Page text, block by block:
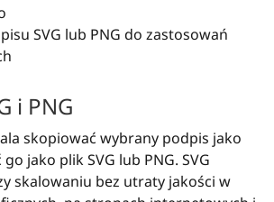
SVG lub PNG do zastosowań
i PNG
skopiować wybrany podpis jako
jako plik SVG lub PNG. SVG
skalowaniu bez utraty jakości w